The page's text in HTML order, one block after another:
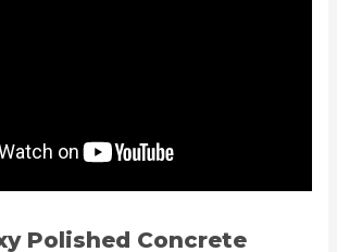
Polished Concrete